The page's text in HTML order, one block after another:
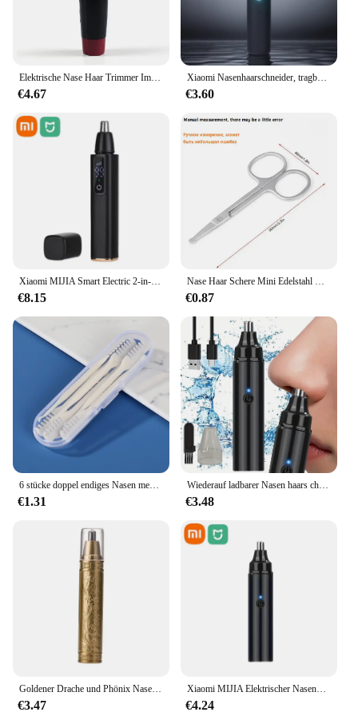
€4.67
Xiaomi Nasenhaarschneider, tragbarer Nasenohren-Haar-Augenbrauenschneider für Männer und Frauen, wiederaufladbarer schmerzloser Haarschneider, Neu 2025,
€3.60
€8.15 €0.87
€1.31
Wiederauf ladbarer Nasen haars ch neider und Gesichts haarentferner für Männer Nasen haar rasierer für die Nasen freigabe-tragbares Pflege werkzeug für
€3.48
€3.47
Xiaomi MIJIA Elektrischer Nasenhaarschneider, Entferner Typ C, schnelles Aufladen, USB-Aufladung, LED-Anzeige, Sicherheits- und Gesichtsreinigungs-Pflegeset
€4.24